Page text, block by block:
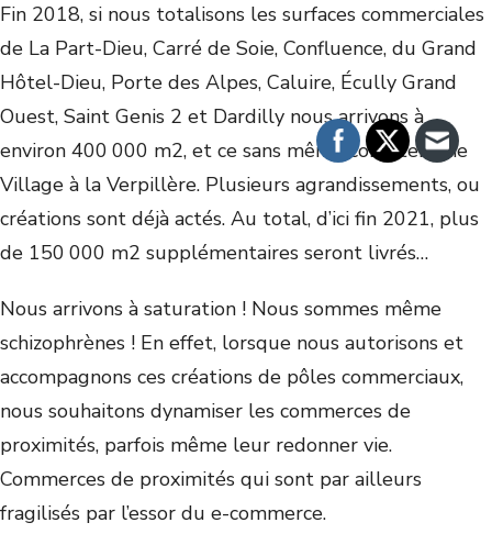
Fin 2018, si nous totalisons les surfaces commerciales
de La Part-Dieu, Carré de Soie, Confluence, du Grand
Hôtel-Dieu, Porte des Alpes, Caluire, Écully Grand
Ouest, Saint Genis 2 et Dardilly nous arrivons à
environ 400 000 m2, et ce sans même compter The
Village à la Verpillère. Plusieurs agrandissements, ou
créations sont déjà actés. Au total, d’ici fin 2021, plus
de 150 000 m2 supplémentaires seront livrés…
Nous arrivons à saturation ! Nous sommes même
schizophrènes ! En effet, lorsque nous autorisons et
accompagnons ces créations de pôles commerciaux,
nous souhaitons dynamiser les commerces de
proximités, parfois même leur redonner vie.
Commerces de proximités qui sont par ailleurs
fragilisés par l’essor du e-commerce.